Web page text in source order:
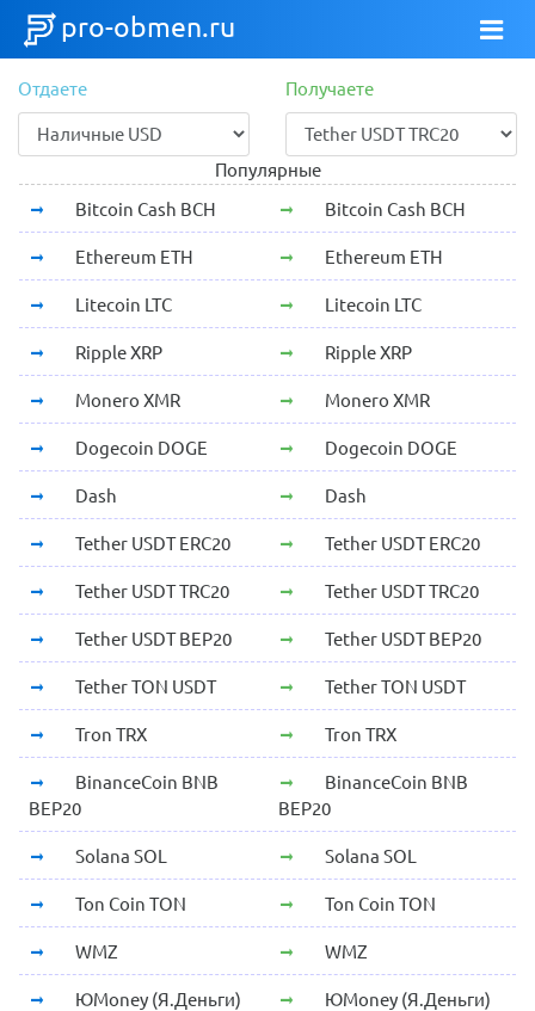
pro-obmen.ru
Отдаете Получаете
Популярные
Bitcoin Cash BCH
Bitcoin Cash BCH
Ethereum ETH Ethereum ETH
Litecoin LTC Litecoin LTC
Ripple XRP Ripple XRP
Monero XMR Monero XMR
Dogecoin DOGE Dogecoin DOGE
Dash Dash
Tether USDT ERC20 Tether USDT ERC20
Tether USDT TRC20 Tether USDT TRC20
Tether USDT BEP20 Tether USDT BEP20
Tether TON USDT Tether TON USDT
Tron TRX Tron TRX
BinanceCoin BNB
BEP20
BinanceCoin BNB
BEP20
Solana SOL Solana SOL
Ton Coin TON Ton Coin TON
WMZ WMZ
ЮMoney (Я.Деньги) ЮMoney (Я.Деньги)